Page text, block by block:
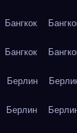
Бангкок
Бангкок
Берлин
Берлин